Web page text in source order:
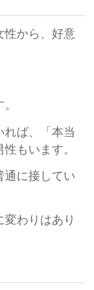
性から、好意
れば、「本当
もいます。
通に接してい
わりはあり